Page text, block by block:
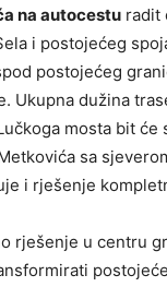
na autocestu radit
i postojećeg
postojećeg
Ukupna dužina
mosta bit
sa
i rješenje
rješenje u centru